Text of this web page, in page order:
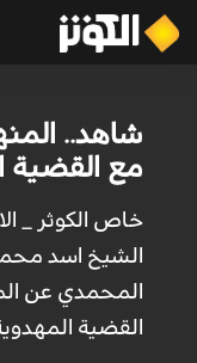
شاهد..
مع القضية
خاص الكوثر _
الشيخ اسد
المحمدي عن
القضية